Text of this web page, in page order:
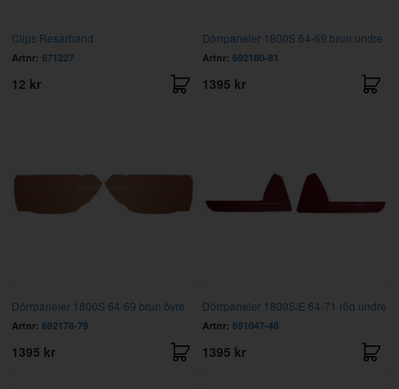
Clips Resårband
Artnr: 671227
12 kr
Dörrpaneler 1800S 64-69 brun undre
Artnr: 692180-81
1395 kr
Dörrpaneler 1800S 64-69 brun övre
Artnr: 692178-79
1395 kr
Dörrpaneler 1800S/E 64-71 röd undre
Artnr: 691047-48
1395 kr